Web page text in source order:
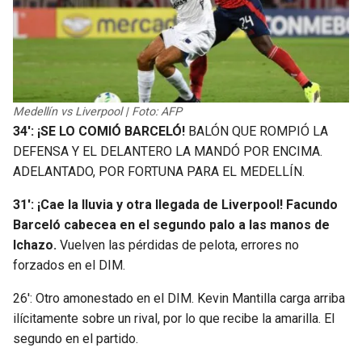
Medellín vs Liverpool | Foto: AFP
34′: ¡SE LO COMIÓ BARCELÓ! BALÓN QUE ROMPIÓ LA
DEFENSA Y EL DELANTERO LA MANDÓ POR ENCIMA.
ADELANTADO, POR FORTUNA PARA EL MEDELLÍN.
31′: ¡Cae la lluvia y otra llegada de Liverpool! Facundo
Barceló cabecea en el segundo palo a las manos de
Ichazo. Vuelven las pérdidas de pelota, errores no
forzados en el DIM.
26′: Otro amonestado en el DIM. Kevin Mantilla carga arriba
ilícitamente sobre un rival, por lo que recibe la amarilla. El
segundo en el partido.